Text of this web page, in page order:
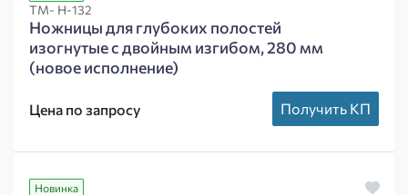
ТМ- Н-132
Ножницы для глубоких полостей
изогнутые с двойным изгибом, 280 мм
(новое исполнение)
Цена по запросу Получить КП
Новинка